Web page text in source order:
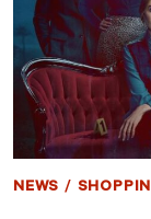
過
去
が
明
に
乱
の
10
代
振
り
「な
NEWS /